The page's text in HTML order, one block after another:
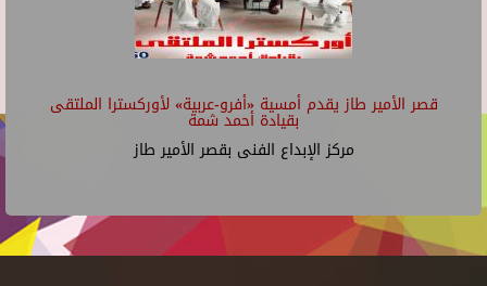
قصر الأمير طاز يقدم أمسية «أفرو-عربية» لأوركسترا الملتقى
بقيادة أحمد شمة
مركز الإبداع الفنى بقصر الأمير طاز